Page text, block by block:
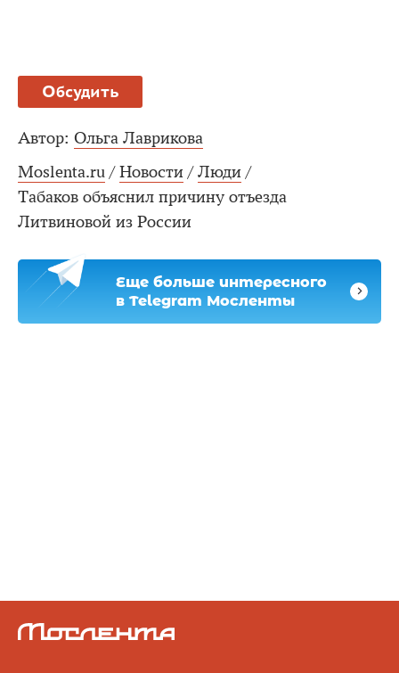
Обсудить
Автор: Ольга Лаврикова
Moslenta.ru / Новости / Люди /
Табаков объяснил причину отъезда
Литвиновой из России
Еще больше интересного
в Telegram Мосленты